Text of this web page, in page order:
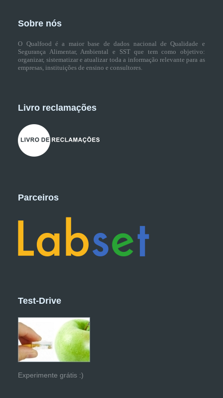
Sobre nós
O Qualfood é a maior base de dados nacional de Qualidade e
Segurança Alimentar, Ambiental e SST que tem como objetivo:
organizar, sistematizar e atualizar toda a informação relevante para as
empresas, instituições de ensino e consultores.
Livro reclamações
Parceiros
Test-Drive
Experimente grátis :)